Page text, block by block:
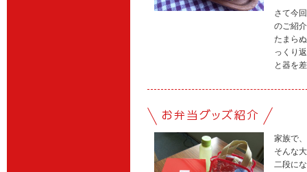
さて今
のご紹
たまら
っくり
と器を
家族で
そんな
二段に